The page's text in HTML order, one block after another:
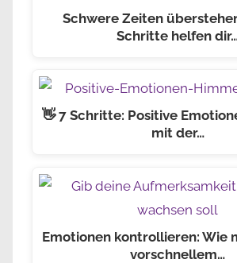
Schwere Zeiten
Schritte helfen
👋 7 Schritte: Positive
mit der…
Emotionen kontrollieren: Wie
vorschnellem…